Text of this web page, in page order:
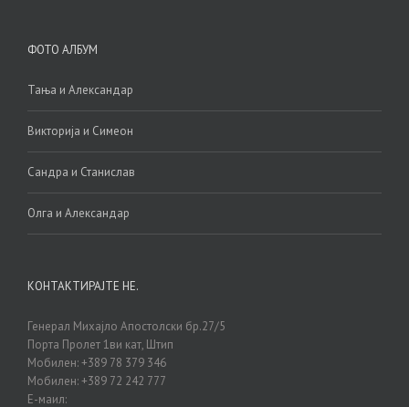
ФОТО АЛБУМ
Тања и Александар
Викторија и Симеон
Сандра и Станислав
Олга и Александар
КОНТАКТИРАЈТЕ НЕ.
Генерал Михајло Апостолски бр.27/5
Порта Пролет 1ви кат, Штип
Мобилен: +389 78 379 346
Мобилен: +389 72 242 777
Е-маил: